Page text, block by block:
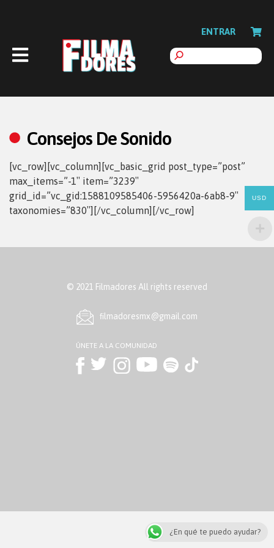
ENTRAR
Consejos De Sonido
[vc_row][vc_column][vc_basic_grid post_type=”post”
max_items=”-1″ item=”3239″
grid_id=”vc_gid:1588109585406-5956420a-6ab8-9″
taxonomies=”830″][/vc_column][/vc_row]
© 2021 Filmadores All rights reserved
ﬁlmadoresmx@gmail.com
ÚNETE A LA COMUNIDAD
USD
¿En qué te puedo ayudar?